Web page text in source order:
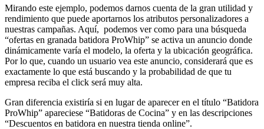
Mirando este ejemplo, podemos darnos cuenta de la gran utilidad y
rendimiento que puede aportarnos los atributos personalizadores a
nuestras campañas. Aquí, podemos ver como para una búsqueda
“ofertas en granada batidora ProWhip” se activa un anuncio donde
dinámicamente varía el modelo, la oferta y la ubicación geográfica.
Por lo que, cuando un usuario vea este anuncio, considerará que es
exactamente lo que está buscando y la probabilidad de que tu
empresa reciba el click será muy alta.
Gran diferencia existiría si en lugar de aparecer en el título “Batidora
ProWhip” apareciese “Batidoras de Cocina” y en las descripciones
“Descuentos en batidora en nuestra tienda online”.